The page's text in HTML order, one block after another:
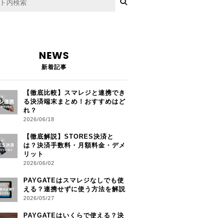
NEWS
新着記事
【徹底比較】スマレジと連携でき
る決済端末まとめ！おすすめはど
れ？
2026/06/18
【徹底解説】STORES決済と
は？決済手数料・月額料金・デメ
リット
2026/06/02
PAYGATEはスマレジなしでも使
える？連携せずに使う方法を解説
2026/05/27
PAYGATEはいくらで使える？決